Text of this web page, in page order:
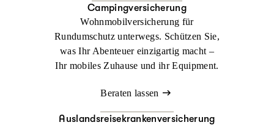
Campingversicherung
Wohnmobilversicherung für
Rundumschutz unterwegs. Schützen Sie,
was Ihr Abenteuer einzigartig macht –
Ihr mobiles Zuhause und ihr Equipment.
Beraten lassen
Auslandsreisekrankenversicherung